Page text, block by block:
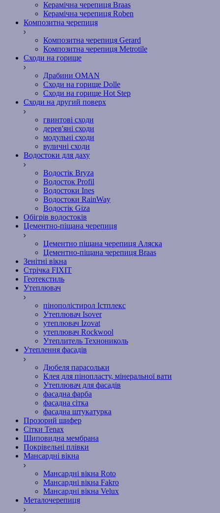
Керамічна черепиця Braas
Керамічна черепиця Roben
Композитна черепиця
Композитна черепиця Gerard
Композитна черепиця Metrotile
Сходи на горище
Драбини OMAN
Сходи на горище Dolle
Сходи на горище Hot Step
Сходи на другий поверх
гвинтові сходи
дерев'яні сходи
модульні сходи
вуличні сходи
Водостоки для даху
Водостік Bryza
Водосток Profil
Водостоки Ines
Водостоки RainWay
Водостік Giza
Обігрів водостоків
Цементно-піщана черепиця
Цементно піщана черепиця Аляска
Цементно-піщана черепиця Braas
Зенітні вікна
Стрічка FIXIT
Геотекстиль
Утеплювач
пінополістирол Істплекс
Утеплювач Isover
утеплювач Izovat
утеплювач Rockwool
Утеплитель Технониколь
Утеплення фасадів
Дюбеля парасольки
Клея для пінопласту, мінеральної вати
Утеплювач для фасадів
фасадна фарба
фасадна сітка
фасадна штукатурка
Прозорий шифер
Сітки Tenax
Шиповидна мембрана
Покрівельні плівки
Мансардні вікна
Мансардні вікна Roto
Мансардні вікна Fakro
Мансардні вікна Velux
Металочерепиця